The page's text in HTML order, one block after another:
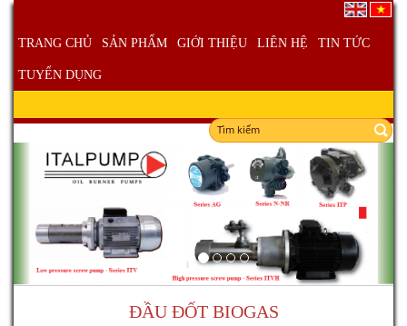
TRANG CHỦ SẢN PHẨM GIỚI THIỆU LIÊN HỆ TIN TỨC
TUYỂN DỤNG
ĐẦU ĐỐT BIOGAS